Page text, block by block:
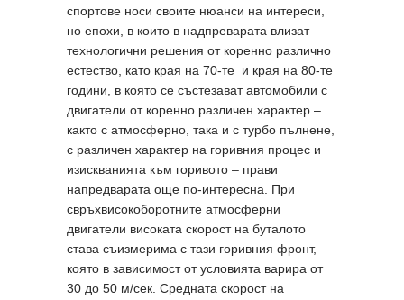
спортове носи своите нюанси на интереси,
но епохи, в които в надпреварата влизат
технологични решения от коренно различно
естество, като края на 70-те и края на 80-те
години, в която се състезават автомобили с
двигатели от коренно различен характер –
както с атмосферно, така и с турбо пълнене,
с различен характер на горивния процес и
изискванията към горивото – прави
напредварата още по-интересна. При
свръхвисокоборотните атмосферни
двигатели високата скорост на буталото
става съизмерима с тази горивния фронт,
която в зависимост от условията варира от
30 до 50 м/сек. Средната скорост на